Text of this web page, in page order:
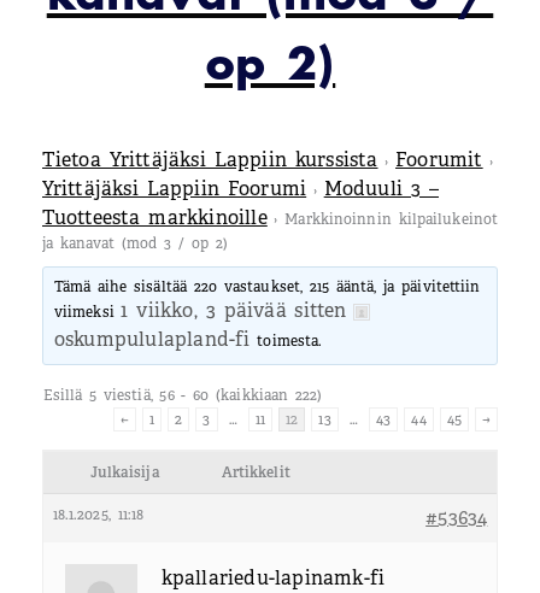
op 2)
Tietoa Yrittäjäksi Lappiin kurssista › Foorumit ›
Yrittäjäksi Lappiin Foorumi › Moduuli 3 –
Tuotteesta markkinoille › Markkinoinnin kilpailukeinot
ja kanavat (mod 3 / op 2)
Tämä aihe sisältää 220 vastaukset, 215 ääntä, ja päivitettiin
viimeksi1 viikko, 3 päivää sitten
oskumpululapland-fi toimesta.
Esillä 5 viestiä, 56 - 60 (kaikkiaan 222)
←
1 2 3 … 11 12 13 … 43 44 45 →
Julkaisija Artikkelit
18.1.2025, 11:18 #53634
kpallariedu-lapinamk-fi